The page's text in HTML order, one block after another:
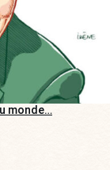
monde…